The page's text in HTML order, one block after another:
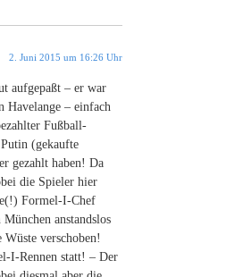
2. Juni 2015 um 16:26 Uhr
aufgepaßt – er war
Havelange – einfach
Fußball-
(gekaufte
gezahlt haben! Da
die Spieler hier
Formel-I-Chef
anstandslos
verschoben!
I-Rennen statt! – Der